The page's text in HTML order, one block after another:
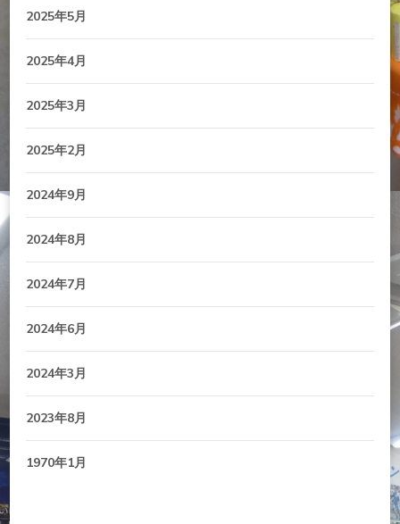
2025年5月
2025年4月
2025年3月
2025年2月
2024年9月
2024年8月
2024年7月
2024年6月
2024年3月
2023年8月
1970年1月